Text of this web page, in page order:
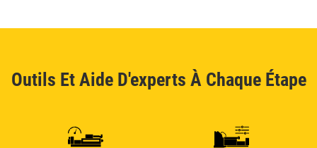
Outils Et Aide D'experts À Chaque Étape